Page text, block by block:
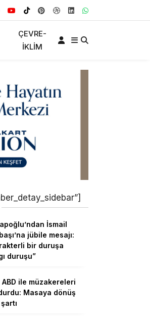
ÇEVRE-
İKLIM
İsmail
jübile mesajı:
bir duruşa
duruşu”
ABD ile müzakereleri
Masaya dönüş